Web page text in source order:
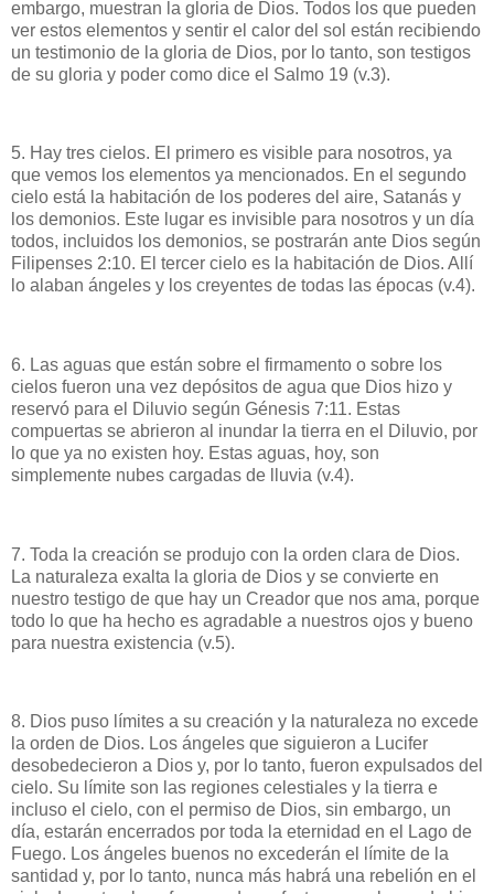
embargo, muestran la gloria de Dios. Todos los que pueden
ver estos elementos y sentir el calor del sol están recibiendo
un testimonio de la gloria de Dios, por lo tanto, son testigos
de su gloria y poder como dice el Salmo 19 (v.3).
5. Hay tres cielos. El primero es visible para nosotros, ya
que vemos los elementos ya mencionados. En el segundo
cielo está la habitación de los poderes del aire, Satanás y
los demonios. Este lugar es invisible para nosotros y un día
todos, incluidos los demonios, se postrarán ante Dios según
Filipenses 2:10. El tercer cielo es la habitación de Dios. Allí
lo alaban ángeles y los creyentes de todas las épocas (v.4).
6. Las aguas que están sobre el firmamento o sobre los
cielos fueron una vez depósitos de agua que Dios hizo y
reservó para el Diluvio según Génesis 7:11. Estas
compuertas se abrieron al inundar la tierra en el Diluvio, por
lo que ya no existen hoy. Estas aguas, hoy, son
simplemente nubes cargadas de lluvia (v.4).
7. Toda la creación se produjo con la orden clara de Dios.
La naturaleza exalta la gloria de Dios y se convierte en
nuestro testigo de que hay un Creador que nos ama, porque
todo lo que ha hecho es agradable a nuestros ojos y bueno
para nuestra existencia (v.5).
8. Dios puso límites a su creación y la naturaleza no excede
la orden de Dios. Los ángeles que siguieron a Lucifer
desobedecieron a Dios y, por lo tanto, fueron expulsados del
cielo. Su límite son las regiones celestiales y la tierra e
incluso el cielo, con el permiso de Dios, sin embargo, un
día, estarán encerrados por toda la eternidad en el Lago de
Fuego. Los ángeles buenos no excederán el límite de la
santidad y, por lo tanto, nunca más habrá una rebelión en el